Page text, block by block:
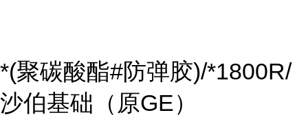
*(聚碳酸酯#防弹胶)/*1800R/
沙伯基础（原GE）